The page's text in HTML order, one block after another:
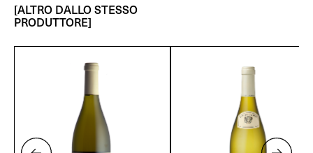
[ALTRO DALLO STESSO
PRODUTTORE]